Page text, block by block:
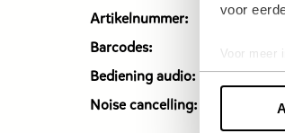
voor
Voor meer
Artikelnummer:
Barcodes:
Bediening audio:
Noise cancelling: